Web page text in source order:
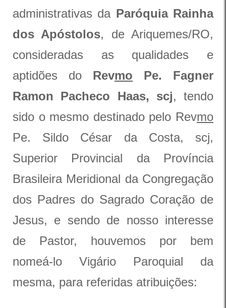
administrativas da Paróquia Rainha
dos Apóstolos, de Ariquemes/RO,
consideradas as qualidades e
aptidões do Revmo Pe. Fagner
Ramon Pacheco Haas, scj, tendo
sido o mesmo destinado pelo Revmo
Pe. Sildo César da Costa, scj,
Superior Provincial da Província
Brasileira Meridional da Congregação
dos Padres do Sagrado Coração de
Jesus, e sendo de nosso interesse
de Pastor, houvemos por bem
nomeá-lo Vigário Paroquial da
mesma, para referidas atribuições: